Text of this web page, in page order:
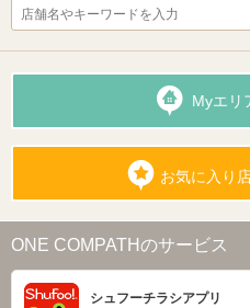
Myエリ
お気に入り
ONE COMPATHのサービス
シュフーチラシアプリ